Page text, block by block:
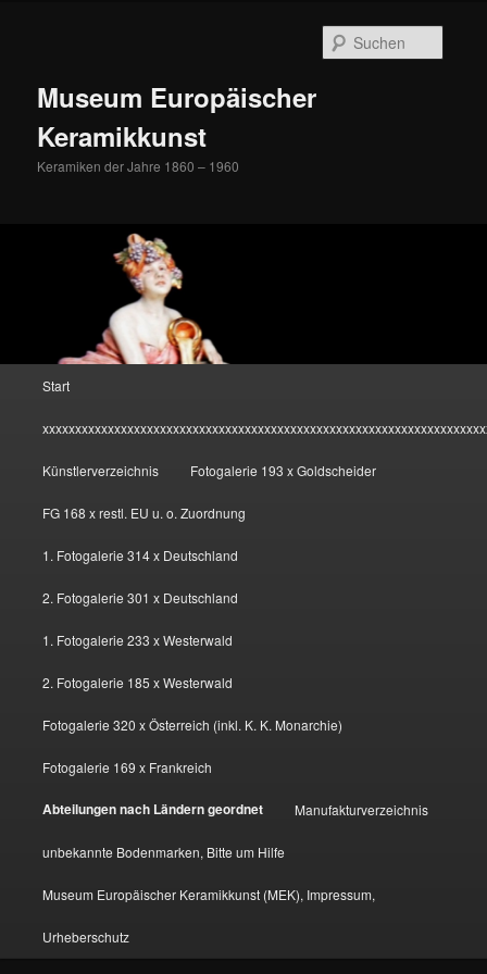
Museum Europäischer
Keramikkunst
Keramiken der Jahre 1860 – 1960
Start
Künstlerverzeichnis Fotogalerie 193 x Goldscheider
FG 168 x restl. EU u. o. Zuordnung
1. Fotogalerie 314 x Deutschland
2. Fotogalerie 301 x Deutschland
1. Fotogalerie 233 x Westerwald
2. Fotogalerie 185 x Westerwald
Fotogalerie 320 x Österreich (inkl. K. K. Monarchie)
Fotogalerie 169 x Frankreich
Abteilungen nach Ländern geordnet Manufakturverzeichnis
unbekannte Bodenmarken, Bitte um Hilfe
Museum Europäischer Keramikkunst (MEK), Impressum,
Urheberschutz